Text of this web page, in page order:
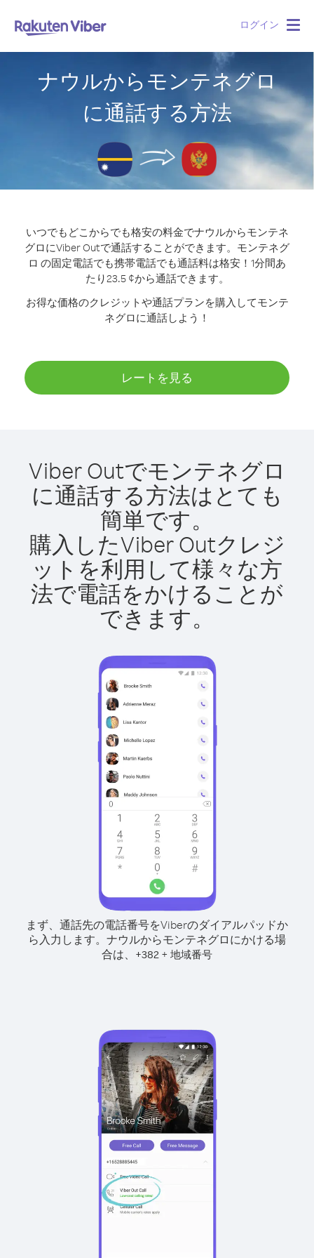
ログイン
ナウルからモンテネグロ
に通話する方法
いつでもどこからでも格安の料金でナウルからモンテネ
グロにViber Outで通話することができます。 モンテネグ
ロ の固定電話でも携帯電話でも通話料は格安！1分間あ
たり23.5 ¢から通話できます。
お得な価格のクレジットや通話プランを購入してモンテ
ネグロに通話しよう！
レートを見る
Viber Outでモンテネグロ
に通話する方法はとても
簡単です。
購入したViber Outクレジ
ットを利用して様々な方
法で電話をかけることが
できます。
まず、通話先の電話番号をViberのダイアルパッドか
ら入力します。 ナウルからモンテネグロにかける場
合は、 +382 + 地域番号